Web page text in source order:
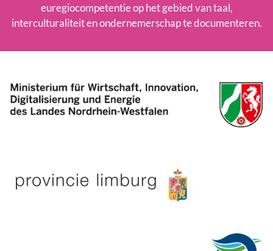
euregiocompetentie op het gebied van taal,
interculturaliteit en ondernemerschap te documenteren.